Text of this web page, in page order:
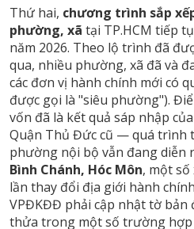
Thứ hai, chương trình sắp
phường, xã tại TP.HCM tiếp
năm 2026. Theo lộ trình đã
qua, nhiều phường, xã đã và
các đơn vị hành chính mới có
được gọi là "siêu phường").
vốn đã là kết quả sáp nhập
Quận Thủ Đức cũ — quá trình
phường nội bộ vẫn đang diễn
Bình Chánh, Hóc Môn, một
lần thay đổi địa giới hành
VPĐKĐĐ phải cập nhật tờ bản
thửa trong một số trường